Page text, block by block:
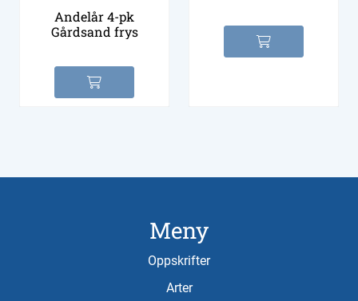
Andelår 4-pk
Gårdsand frys
Meny
Oppskrifter
Arter